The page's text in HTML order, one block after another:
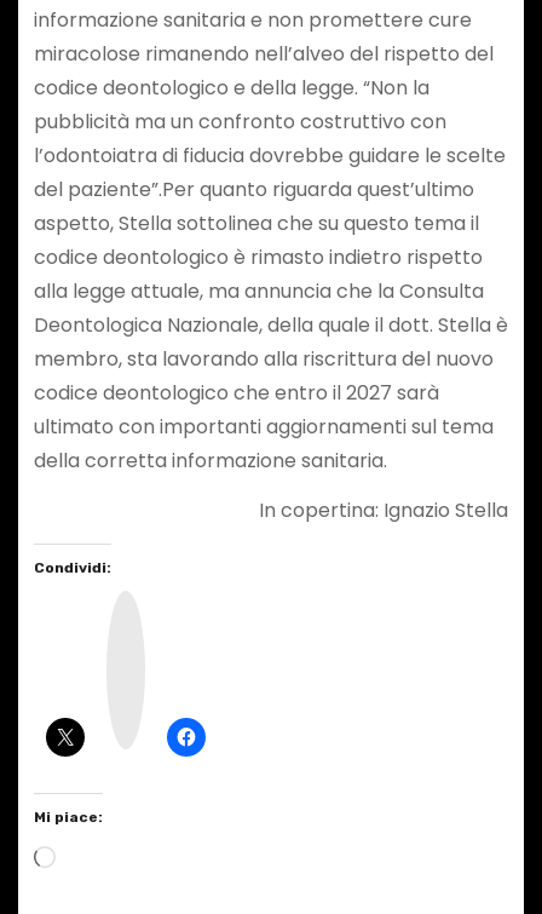
informazione sanitaria e non promettere cure
miracolose rimanendo nell’alveo del rispetto del
codice deontologico e della legge. “Non la
pubblicità ma un confronto costruttivo con
l’odontoiatra di fiducia dovrebbe guidare le scelte
del paziente”.Per quanto riguarda quest’ultimo
aspetto, Stella sottolinea che su questo tema il
codice deontologico è rimasto indietro rispetto
alla legge attuale, ma annuncia che la Consulta
Deontologica Nazionale, della quale il dott. Stella è
membro, sta lavorando alla riscrittura del nuovo
codice deontologico che entro il 2027 sarà
ultimato con importanti aggiornamenti sul tema
della corretta informazione sanitaria.
In copertina: Ignazio Stella
Condividi:
Mi piace:
C